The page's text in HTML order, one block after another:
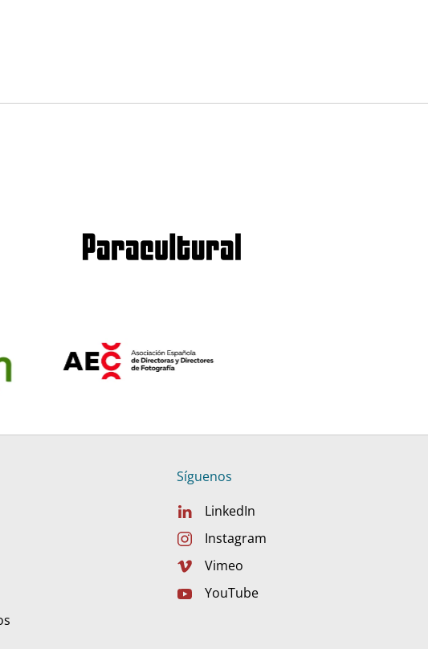
Síguenos
LinkedIn
Instagram
Vimeo
YouTube